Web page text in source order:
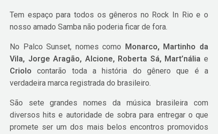
Tem espaço para todos os gêneros no Rock In Rio e o
nosso amado Samba não poderia ficar de fora.
No Palco Sunset, nomes como
Monarco, Martinho da
Vila, Jorge Aragão, Alcione, Roberta Sá, Mart’nália e
Criolo contarão toda a história do gênero que é a
verdadeira marca registrada do brasileiro.
São sete grandes nomes da música brasileira com
diversos hits e autoridade de sobra para entregar o que
promete ser um dos mais belos encontros promovidos